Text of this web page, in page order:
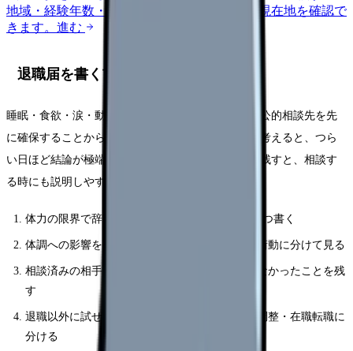
地域・経験年数・施設形態から、今の給料の現在地を確認で
きます。 進む
退職届を書く前に確認する5項目
睡眠・食欲・涙・動悸・欠勤衝動を記録し、受診や公的相談先を先
に確保することから始めてください。頭の中だけで考えると、つら
い日ほど結論が極端になります。紙やメモアプリに残すと、相談す
る時にも説明しやすくなります。
体力の限界で辞めたいと思った具体的な場面を3つ書く
体調への影響を、睡眠・食欲・涙・動悸・欠勤衝動に分けて見る
相談済みの相手、返答、変わったこと・変わらなかったことを残
す
退職以外に試せる選択肢を、休職・異動・勤務調整・在職転職に
分ける